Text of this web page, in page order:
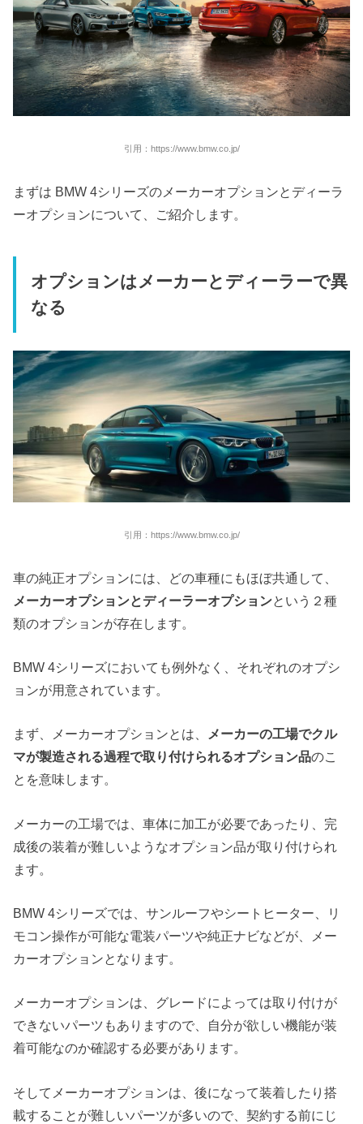
引用：https://www.bmw.co.jp/
まずは BMW 4シリーズのメーカーオプションとディーラ
ーオプションについて、ご紹介します。
オプションはメーカーとディーラーで異
なる
引用：https://www.bmw.co.jp/
車の純正オプションには、どの車種にもほぼ共通して、
メーカーオプションとディーラーオプションという２種
類のオプションが存在します。
BMW 4シリーズにおいても例外なく、それぞれのオプシ
ョンが用意されています。
まず、メーカーオプションとは、
メーカーの工場でクル
マが製造される過程で取り付けられるオプション品のこ
とを意味します。
メーカーの工場では、車体に加工が必要であったり、完
成後の装着が難しいようなオプション品が取り付けられ
ます。
BMW 4シリーズでは、サンルーフやシートヒーター、リ
モコン操作が可能な電装パーツや純正ナビなどが、メー
カーオプションとなります。
メーカーオプションは、グレードによっては取り付けが
できないパーツもありますので、自分が欲しい機能が装
着可能なのか確認する必要があります。
そしてメーカーオプションは、後になって装着したり搭
載することが難しいパーツが多いので、契約する前にじ